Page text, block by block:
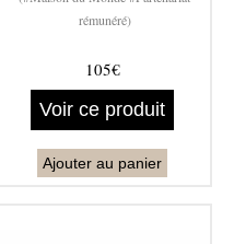
rémunéré)
105€
Voir ce produit
Ajouter au panier